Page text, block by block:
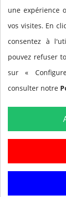
une expérience
vos visites. En
consentez à
pouvez refuser
sur «
consulter notre